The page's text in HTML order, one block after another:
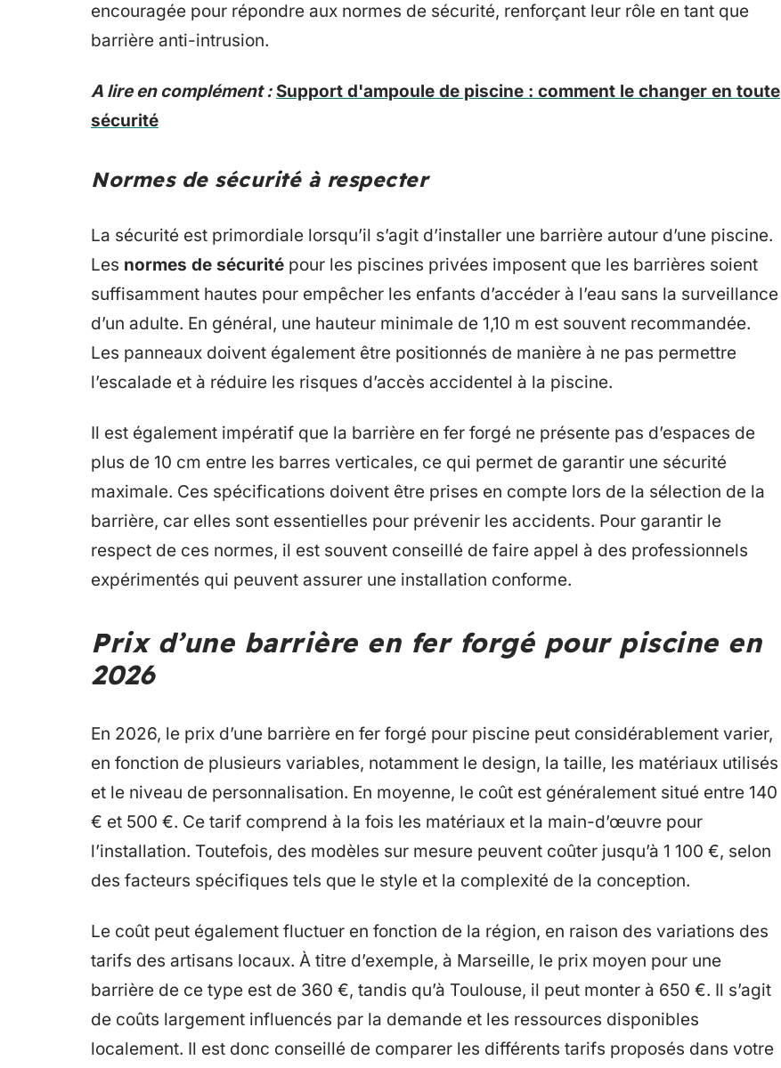
encouragée pour répondre aux normes de sécurité, renforçant leur rôle en tant que
barrière anti-intrusion.
A lire en complément : Support d'ampoule de piscine : comment le changer en toute
sécurité
Normes de sécurité à respecter
La sécurité est primordiale lorsqu’il s’agit d’installer une barrière autour d’une piscine.
Les normes de sécurité pour les piscines privées imposent que les barrières soient
suffisamment hautes pour empêcher les enfants d’accéder à l’eau sans la surveillance
d’un adulte. En général, une hauteur minimale de 1,10 m est souvent recommandée.
Les panneaux doivent également être positionnés de manière à ne pas permettre
l’escalade et à réduire les risques d’accès accidentel à la piscine.
Il est également impératif que la barrière en fer forgé ne présente pas d’espaces de
plus de 10 cm entre les barres verticales, ce qui permet de garantir une sécurité
maximale. Ces spécifications doivent être prises en compte lors de la sélection de la
barrière, car elles sont essentielles pour prévenir les accidents. Pour garantir le
respect de ces normes, il est souvent conseillé de faire appel à des professionnels
expérimentés qui peuvent assurer une installation conforme.
Prix d’une barrière en fer forgé pour piscine en
2026
En 2026, le prix d’une barrière en fer forgé pour piscine peut considérablement varier,
en fonction de plusieurs variables, notamment le design, la taille, les matériaux utilisés
et le niveau de personnalisation. En moyenne, le coût est généralement situé entre 140
€ et 500 €. Ce tarif comprend à la fois les matériaux et la main-d’œuvre pour
l’installation. Toutefois, des modèles sur mesure peuvent coûter jusqu’à 1 100 €, selon
des facteurs spécifiques tels que le style et la complexité de la conception.
Le coût peut également fluctuer en fonction de la région, en raison des variations des
tarifs des artisans locaux. À titre d’exemple, à Marseille, le prix moyen pour une
barrière de ce type est de 360 €, tandis qu’à Toulouse, il peut monter à 650 €. Il s’agit
de coûts largement influencés par la demande et les ressources disponibles
localement. Il est donc conseillé de comparer les différents tarifs proposés dans votre